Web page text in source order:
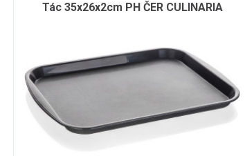
Tác 35x26x2cm PH ČER CULINARIA